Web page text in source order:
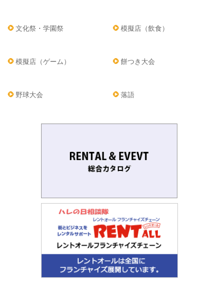
文化祭・学園祭 模擬店（飲食）
模擬店（ゲーム） 餅つき大会
野球大会 落語